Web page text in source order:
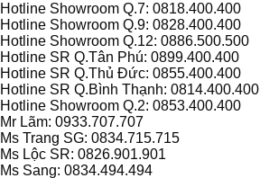
Hotline Showroom Q.7: 0818.400.400
Hotline Showroom Q.9: 0828.400.400
Hotline Showroom Q.12: 0886.500.500
Hotline SR Q.Tân Phú: 0899.400.400
Hotline SR Q.Thủ Đức: 0855.400.400
Hotline SR Q.Bình Thạnh: 0814.400.400
Hotline Showroom Q.2: 0853.400.400
Mr Lãm: 0933.707.707
Ms Trang SG: 0834.715.715
Ms Lộc SR: 0826.901.901
Ms Sang: 0834.494.494